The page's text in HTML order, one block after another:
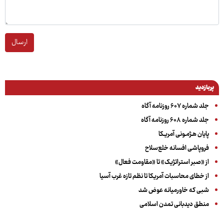
ارسال
پربازدید
جلد شماره ۶۰۷ روزنامه آگاه
جلد شماره ۶۰۸ روزنامه آگاه
پایان هـژمـونی آمریـکا
فروپاشی افسانه خلع‌سلاح
از «صبر استراتژیک» تا «مقاومت فعال»
از خطای محاسبات آمریکا تا نظم تازه غرب آسیا
شبی که خاورمیانه عوض شد
منطق دیدبانی تمدن اسلامی